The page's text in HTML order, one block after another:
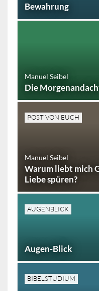
Bewahrung
Manuel Seibel
Die
POST VON EUCH
Manuel Seibel
Warum liebt mich
Liebe spüren?
AUGENBLICK
Augen-Blick
BIBELSTUDIUM